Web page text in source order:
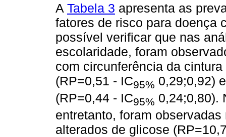
A Tabela 3 apresenta as
fatores de risco para doença
possível verificar que nas
escolaridade, foram
com circunferência da
(RP=0,51 - IC95% 0,29;0,92)
(RP=0,44 - IC95% 0,24;0,80).
entretanto, foram
alterados de glicose